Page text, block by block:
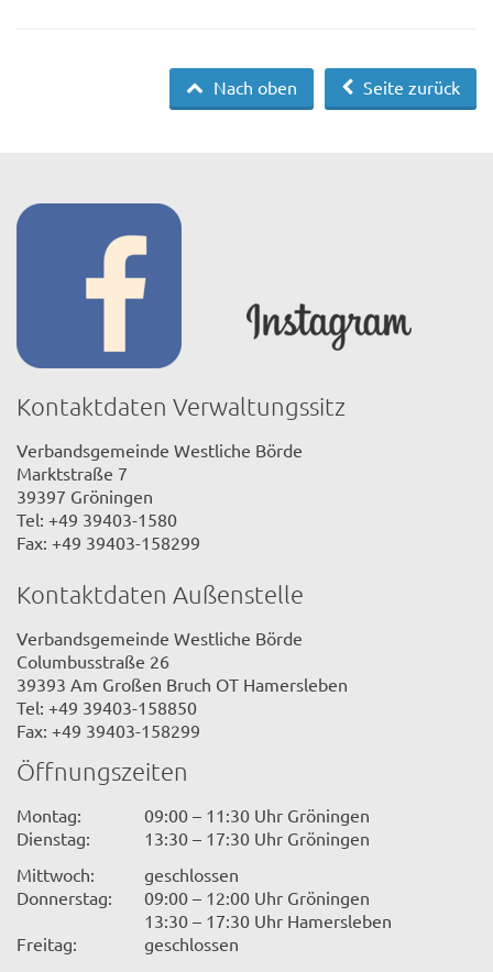
Seite zurück
Nach oben
Kontaktdaten Verwaltungssitz
Verbandsgemeinde Westliche Börde
Marktstraße 7
39397 Gröningen
Tel: +49 39403-1580
Fax: +49 39403-158299
Kontaktdaten Außenstelle
Verbandsgemeinde Westliche Börde
Columbusstraße 26
39393 Am Großen Bruch OT Hamersleben
Tel: +49 39403-158850
Fax: +49 39403-158299
Öffnungszeiten
Montag:
09:00 – 11:30 Uhr Gröningen
Dienstag:
13:30 – 17:30 Uhr Gröningen
Mittwoch:
geschlossen
Donnerstag:
09:00 – 12:00 Uhr Gröningen
13:30 – 17:30 Uhr Hamersleben
Freitag:
geschlossen